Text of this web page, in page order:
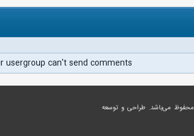
can't send comments.
محفوظ می‌باشد. طراحی و توسعه